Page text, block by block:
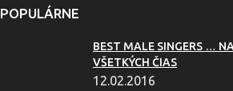
POPULÁRNE
BEST MALE SINGERS …
VŠETKÝCH ČIAS
12.02.2016